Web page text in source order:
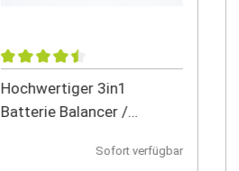
Hochwertiger 3in1
Batterie Balancer /
Sofort verfügbar